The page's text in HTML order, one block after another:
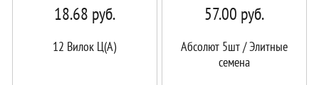
18.68 руб.
12 Вилок Ц(А)
57.00 руб.
Абсолют 5шт / Элитные
семена